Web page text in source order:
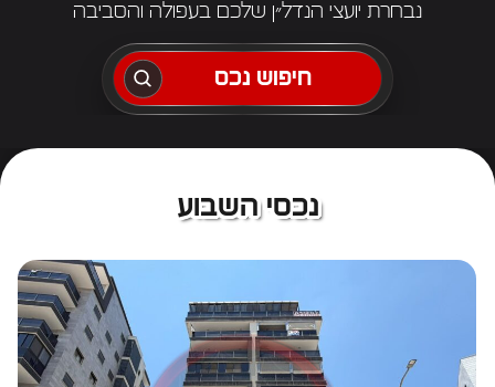
נבחרת יועצי הנדל״ן שלכם בעפולה והסביבה
חיפוש נכס
נכסי השבוע